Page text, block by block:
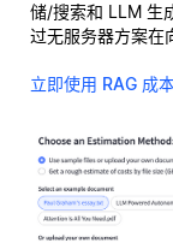
储/搜索和 LLM 生
过无服务器方案在
立即使用 RAG 成